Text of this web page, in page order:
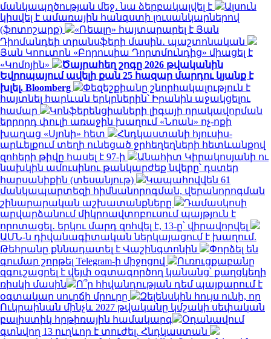
մանկապղծության մեջ․ նա ձերբակալվել է
Ալսուն
կիսվել է ամառային հանգստի լուսանկարներով
(ֆոտոշարք)
«Ռեալը» հայտարարել է Յան
Դիոմանդեի տրանսֆերի մասին․ պաշտոնական
Յան Կոուտոն «Բորուսիա Դորտմունդից» միացել է
«Կոմոյին»
Ծայրահեղ շոգը 2026 թվականին
Եվրոպայում ավելի քան 25 հազար մարդու կյանք է
խլել. Bloomberg
Փեզեշքիանը շնորհակալություն է
հայտնել հարևան երկրներին՝ Իրանին աջակցելու
համար
Կոնֆերենցիաների լիգայի որակավորման
երրորդ փուլի առաջին խաղում «Նոան» ոչ-ոքի
խաղաց «Սյոնի» հետ
Հնդկաստանի հյուսիս-
արևելքում տեղի ունեցած ջրհեղեղների հետևանքով
զոհերի թիվը հասել է 97-ի
Անահիտ Կիրակոսյանի ու
նախկին ամուսինու թանկարժեք նվերը՝ դստեր
հարսանիքին (տեսանյութ)
Կապահովվեն 61
մանկապարտեզի հիմնանորոգման, վերանորոգման
շինարարական աշխատանքները
Դամասկոսի
արվարձանում միկրոավտոբուսում պայթյուն է
որոտացել․ երկու մարդ զոհվել է, 13-ը՝ վիրավորվել
ԱՄՆ-ն դիվանագիտական ներկայացում է խաղում.
Թեհրանը քննադատել է Վաշինգտոնին
Փորձել են
գումար շորթել Telegram-ի միջոցով
Ուռուցքաբանը
զգուշացրել է վեյփ օգտագործող կանանց՝ քաղցկեղի
ռիսկի մասին
Ո՞ր հիվանդության դեմ պայքարում է
օգտակար սուրճի մրուրը
Զելենսկին հույս ունի, որ
Ուկրաինան մինչև 2027 թվականը կմշակի սեփական
բալիստիկ հրթիռային համակարգ
Օդանավում
գտնվող 13 ուղևոր է տուժել. Հնդկաստան